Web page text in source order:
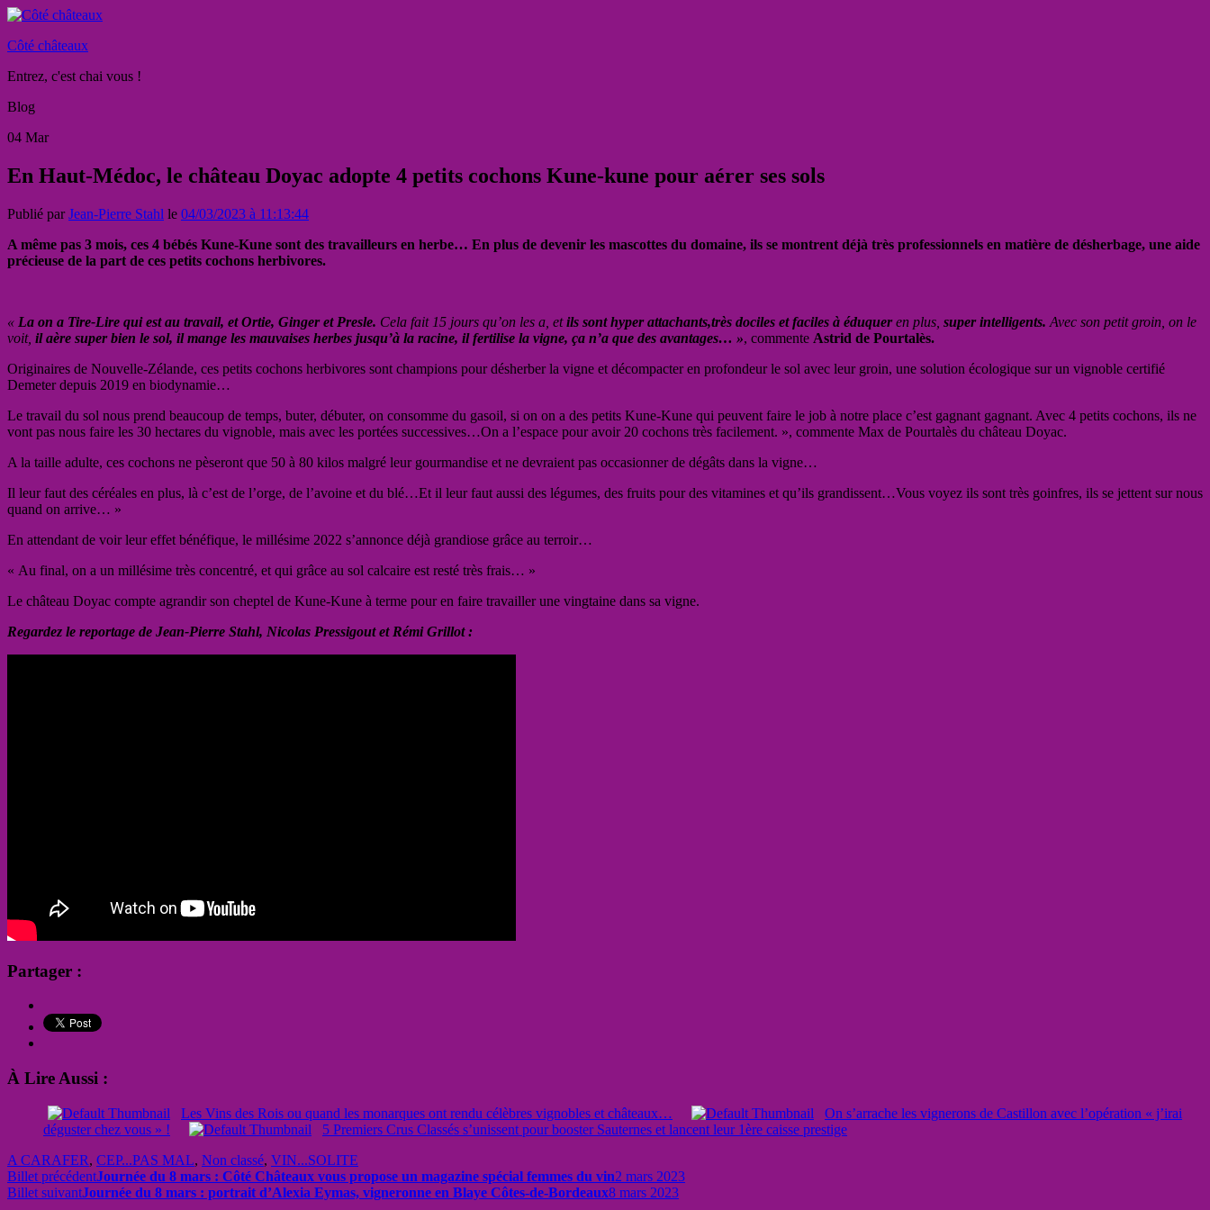
Côté châteaux
Entrez, c'est chai vous !
Blog
04 Mar
En Haut-Médoc, le château Doyac adopte 4 petits cochons Kune-kune pour aérer ses sols
Publié parJean-Pierre Stahl le 04/03/2023 à 11:13:44
A même pas 3 mois, ces 4 bébés Kune-Kune sont des travailleurs en herbe… En plus de devenir les mascottes du domaine, ils se montrent déjà très professionnels en matière de désherbage, une aide
précieuse de la part de ces petits cochons herbivores.
« La on a Tire-Lire qui est au travail, et Ortie, Ginger et Presle. Cela fait 15 jours qu’on les a, etils sont hyper attachants,très dociles et faciles à éduqueren plus, super intelligents. Avec son petit groin, on le
voit, il aère super bien le sol, il mange les mauvaises herbes jusqu’à la racine, il fertilise la vigne, ça n’a que des avantages… », commente Astrid de Pourtalès.
Originaires de Nouvelle-Zélande, ces petits cochons herbivores sont champions pour désherber la vigne et décompacter en profondeur le sol avec leur groin, une solution écologique sur un vignoble certifié
Demeter depuis 2019 en biodynamie…
Le travail du sol nous prend beaucoup de temps, buter, débuter, on consomme du gasoil, si on on a des petits Kune-Kune qui peuvent faire le job à notre place c’est gagnant gagnant. Avec 4 petits cochons, ils ne
vont pas nous faire les 30 hectares du vignoble, mais avec les portées successives…On a l’espace pour avoir 20 cochons très facilement. », commente Max de Pourtalès du château Doyac.
A la taille adulte, ces cochons ne pèseront que 50 à 80 kilos malgré leur gourmandise et ne devraient pas occasionner de dégâts dans la vigne…
Il leur faut des céréales en plus, là c’est de l’orge, de l’avoine et du blé…Et il leur faut aussi des légumes, des fruits pour des vitamines et qu’ils grandissent…Vous voyez ils sont très goinfres, ils se jettent sur nous
quand on arrive… »
En attendant de voir leur effet bénéfique, le millésime 2022 s’annonce déjà grandiose grâce au terroir…
« Au final, on a un millésime très concentré, et qui grâce au sol calcaire est resté très frais… »
Le château Doyac compte agrandir son cheptel de Kune-Kune à terme pour en faire travailler une vingtaine dans sa vigne.
Regardez le reportage de Jean-Pierre Stahl, Nicolas Pressigout et Rémi Grillot :
Partager :
À Lire Aussi :
Les Vins des Rois ou quand les monarques ont rendu célèbres vignobles et châteaux…
On s’arrache les vignerons de Castillon avec l’opération « j’irai
déguster chez vous » !
5 Premiers Crus Classés s’unissent pour booster Sauternes et lancent leur 1ère caisse prestige
A CARAFER, CEP...PAS MAL, Non classé, VIN...SOLITE
Billet précédentJournée du 8 mars : Côté Châteaux vous propose un magazine spécial femmes du vin2 mars 2023
Billet suivantJournée du 8 mars : portrait d’Alexia Eymas, vigneronne en Blaye Côtes-de-Bordeaux8 mars 2023